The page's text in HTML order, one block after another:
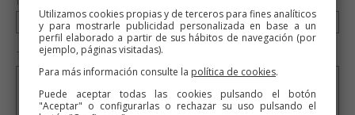
Tu valoración (opcional)
Utilizamos cookies propias y de terceros para fines analíticos
y para mostrarle publicidad personalizada en base a un
perfil elaborado a partir de sus hábitos de navegación (por
ejemplo, páginas visitadas).
Para más información consulte la política de cookies.
Puede aceptar todas las cookies pulsando el botón
"Aceptar" o configurarlas o rechazar su uso pulsando el